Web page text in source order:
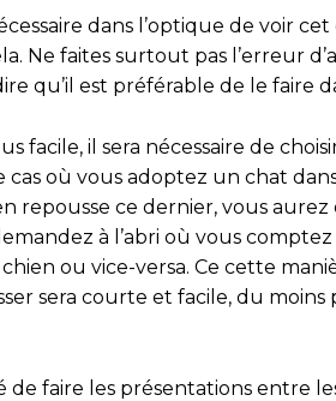
dans l’optique de voir
Ne faites surtout pas l’erreur
qu’il est préférable de le faire
facile, il sera nécessaire de
où vous adoptez un chat
repousse ce dernier, vous
à l’abri où vous
ou vice-versa. Ce cette
sera courte et facile, du
de faire les présentations entre